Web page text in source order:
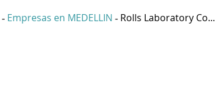
- Empresas en MEDELLIN - Rolls Laboratory Co...